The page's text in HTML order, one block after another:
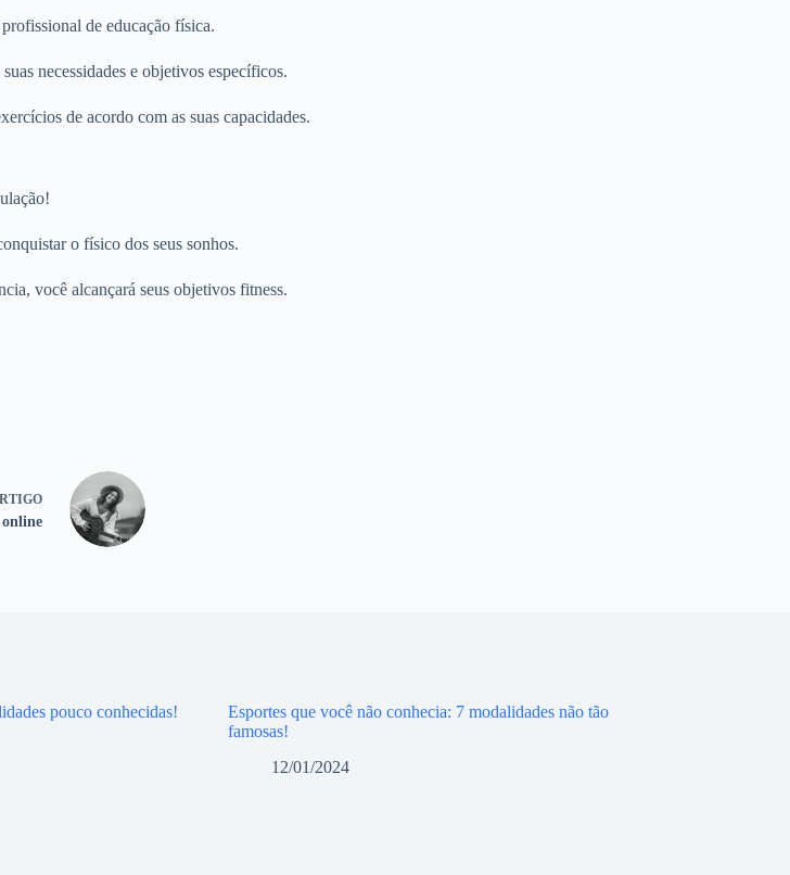
de educação física.
necessidades e objetivos específicos.
de acordo com as suas capacidades.
o físico dos seus sonhos.
você alcançará seus objetivos fitness.
pouco conhecidas!
Esportes que você não conhecia: 7 modalidades não tão
famosas!
12/01/2024